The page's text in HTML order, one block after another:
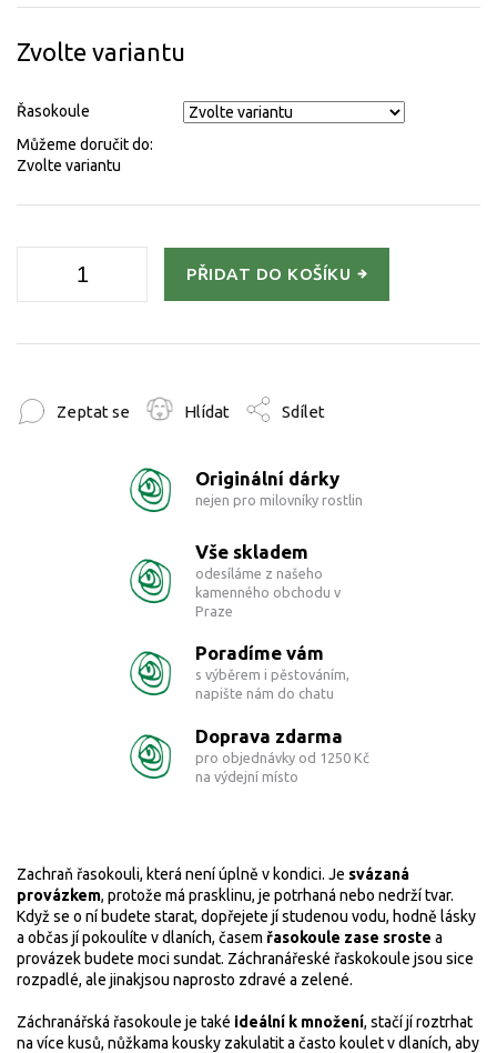
Zvolte variantu
Řasokoule
Můžeme doručit do:
Zvolte variantu
PŘIDAT DO KOŠÍKU
Zeptat se Hlídat Sdílet
Originální dárky
nejen pro milovníky rostlin
Vše skladem
odesíláme z našeho
kamenného obchodu v
Praze
Poradíme vám
s výběrem i pěstováním,
napište nám do chatu
Doprava zdarma
pro objednávky od 1250 Kč
na výdejní místo
Zachraň řasokouli, která není úplně v kondici. Je svázaná
provázkem, protože má prasklinu, je potrhaná nebo nedrží tvar.
Když se o ní budete starat, dopřejete jí studenou vodu, hodně lásky
a občas jí pokoulíte v dlaních, časem řasokoule zase sroste a
provázek budete moci sundat. Záchranářeské řaskokoule jsou sice
rozpadlé, ale jinakjsou naprosto zdravé a zelené.
Záchranářská řasokoule je také ideální k množení, stačí jí roztrhat
na více kusů, nůžkama kousky zakulatit a často koulet v dlaních, aby